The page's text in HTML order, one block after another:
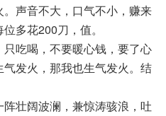
声音不大，口气不小，赚来
多花200刀，值。
吃喝，不要暖心钱，要了心
发火，那我也生气发火。结
壮阔波澜，兼惊涛骇浪，吐